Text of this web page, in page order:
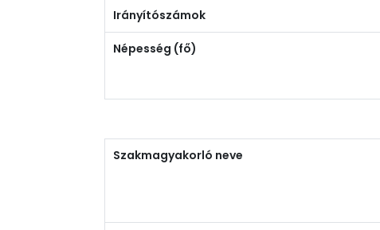
Irányítószámok
Népesség (fő)
Szakmagyakorló neve